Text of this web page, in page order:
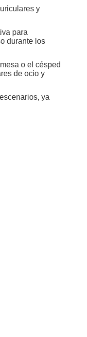
y
para
durante los
o el césped
de ocio y
ya